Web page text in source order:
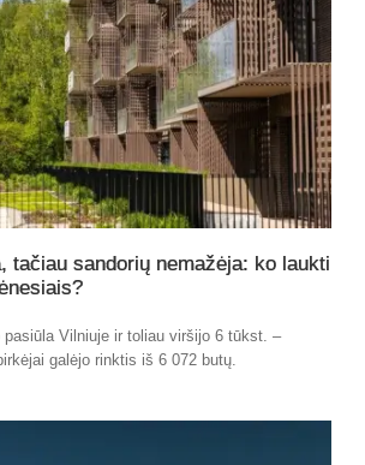
tačiau sandorių nemažėja: ko laukti
pasiūla Vilniuje ir toliau viršijo 6 tūkst. –
galėjo rinktis iš 6 072 butų.